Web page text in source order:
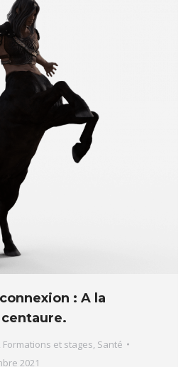
: A la
Formations et stages, Santé
2021